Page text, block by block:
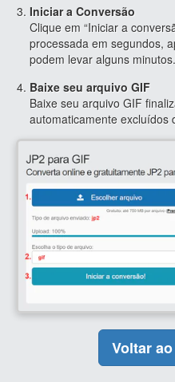
Iniciar a Conversão
Clique em “Iniciar a
processada em segundos,
podem levar alguns minutos.
Baixe seu arquivo GIF
Baixe seu arquivo GIF
automaticamente excluídos
Voltar